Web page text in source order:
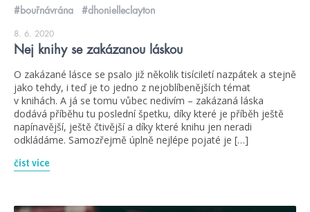
#bouřnávrána #dhonielleclayton
8. 6. 2020
Nej knihy se zakázanou láskou
O zakázané lásce se psalo již několik tisíciletí nazpátek a stejně
jako tehdy, i teď je to jedno z nejoblíbenějších témat
v knihách. A já se tomu vůbec nedivím – zakázaná láska
dodává příběhu tu poslední špetku, díky které je příběh ještě
napínavější, ještě čtivější a díky které knihu jen neradi
odkládáme. Samozřejmě úplně nejlépe pojaté je […]
číst více